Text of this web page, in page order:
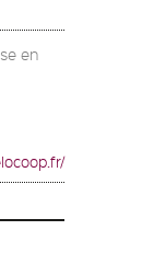
en